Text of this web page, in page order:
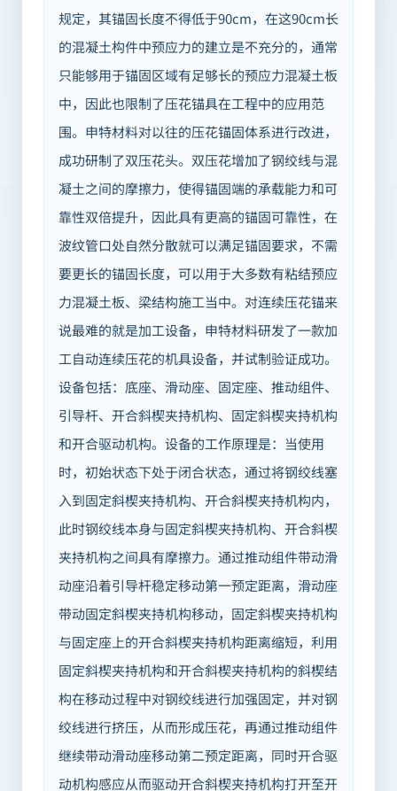
规定，其锚固长度不得低于90cm，在这90cm长
的混凝土构件中预应力的建立是不充分的，通常
只能够用于锚固区域有足够长的预应力混凝土板
中，因此也限制了压花锚具在工程中的应用范
围。申特材料对以往的压花锚固体系进行改进，
成功研制了双压花头。双压花增加了钢绞线与混
凝土之间的摩擦力，使得锚固端的承载能力和可
靠性双倍提升，因此具有更高的锚固可靠性，在
波纹管口处自然分散就可以满足锚固要求，不需
要更长的锚固长度，可以用于大多数有粘结预应
力混凝土板、梁结构施工当中。对连续压花锚来
说最难的就是加工设备，申特材料研发了一款加
工自动连续压花的机具设备，并试制验证成功。
设备包括：底座、滑动座、固定座、推动组件、
引导杆、开合斜楔夹持机构、固定斜楔夹持机构
和开合驱动机构。设备的工作原理是：当使用
时，初始状态下处于闭合状态，通过将钢绞线塞
入到固定斜楔夹持机构、开合斜楔夹持机构内，
此时钢绞线本身与固定斜楔夹持机构、开合斜楔
夹持机构之间具有摩擦力。通过推动组件带动滑
动座沿着引导杆稳定移动第一预定距离，滑动座
带动固定斜楔夹持机构移动，固定斜楔夹持机构
与固定座上的开合斜楔夹持机构距离缩短，利用
固定斜楔夹持机构和开合斜楔夹持机构的斜楔结
构在移动过程中对钢绞线进行加强固定，并对钢
绞线进行挤压，从而形成压花，再通过推动组件
继续带动滑动座移动第二预定距离，同时开合驱
动机构感应从而驱动开合斜楔夹持机构打开至开